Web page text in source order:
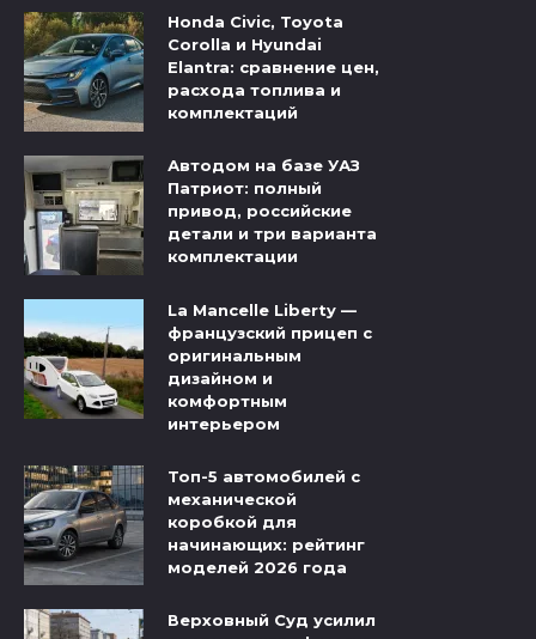
Honda Civic, Toyota
Corolla и Hyundai
Elantra: сравнение цен,
расхода топлива и
комплектаций
Автодом на базе УАЗ
Патриот: полный
привод, российские
детали и три варианта
комплектации
La Mancelle Liberty —
французский прицеп с
оригинальным
дизайном и
комфортным
интерьером
Топ-5 автомобилей с
механической
коробкой для
начинающих: рейтинг
моделей 2026 года
Верховный Суд усилил